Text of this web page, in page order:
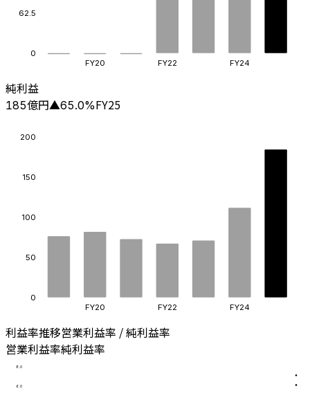
0
62.5
FY20 FY22 FY24
純利益
185億円▲65.0%FY25
0
50
100
150
200
FY20 FY22 FY24
利益率推移営業利益率 / 純利益率
営業利益率純利益率
6.0
8.0